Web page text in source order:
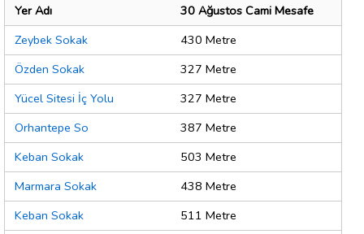
Yer Adı
30 Ağustos Cami Mesafe
Zeybek Sokak
430 Metre
Özden Sokak
327 Metre
Yücel Sitesi İç Yolu
327 Metre
Orhantepe So
387 Metre
Keban Sokak
503 Metre
Marmara Sokak
438 Metre
Keban Sokak
511 Metre